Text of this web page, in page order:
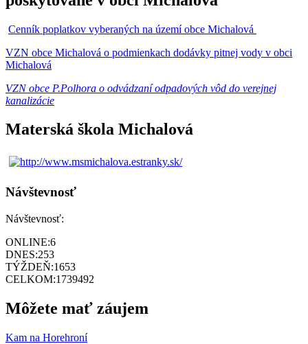
Cenník poplatkov vyberaných na území obce Michalová
VZN obce Michalová o podmienkach dodávky pitnej vody v obci
Michalová
VZN obce P.Polhora o odvádzaní odpadových vôd do verejnej
kanalizácie
Materská škola Michalová
Návštevnosť
Návštevnosť:
ONLINE:6
DNES:253
TÝŽDEŇ:1653
CELKOM:1739492
Môžete mať záujem
Kam na Horehroní